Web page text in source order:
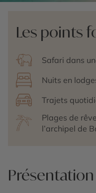
Les points
Safari dans
Nuits en
Trajets
Plages de
l’archipel de